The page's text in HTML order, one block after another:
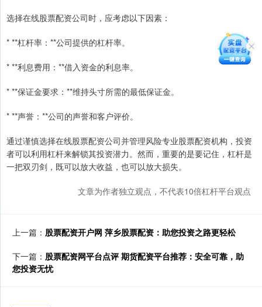
选择在线股票配资公司时，应考虑以下因素：
* **杠杆率：**公司提供的杠杆率。
* **利息费用：**借入资金的利息率。
* **保证金要求：**维持头寸所需的最低保证金。
* **声誉：**公司的声誉和客户评价。
通过谨慎选择在线股票配资公司并管理风险专业股票配资机构，投资
者可以利用杠杆来解锁其投资潜力。然而，重要的是要记住，杠杆是
一把双刃剑，既可以放大收益，也可以放大损失。
文章为作者独立观点，不代表10倍杠杆平台观点
上一篇： 股票配资开户网 萍乡股票配资：助您投资之路更轻松
下一篇： 股票配资网平台点评 期货配资平台推荐：安全可靠，助
您投资无忧